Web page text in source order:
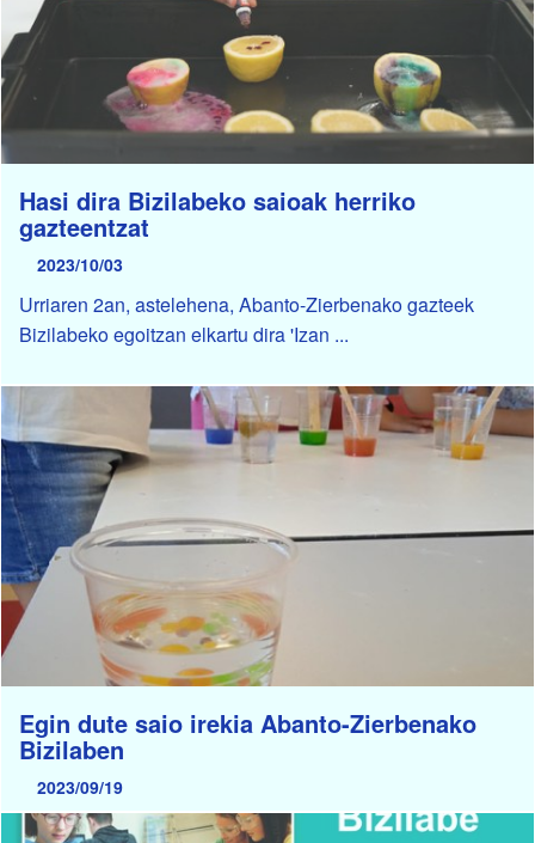
Hasi dira Bizilabeko saioak herriko
gazteentzat
2023/10/03
Urriaren 2an, astelehena, Abanto-Zierbenako gazteek
Bizilabeko egoitzan elkartu dira 'Izan ...
Egin dute saio irekia Abanto-Zierbenako
Bizilaben
2023/09/19